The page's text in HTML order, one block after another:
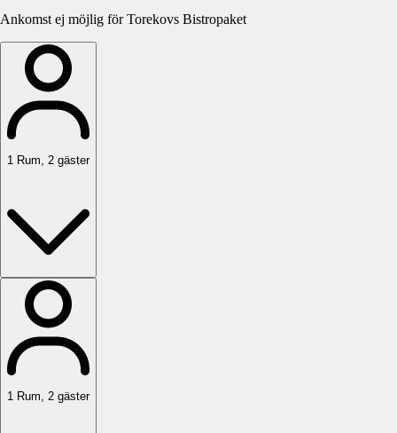
Ankomst ej möjlig för Torekovs Bistropaket
1 Rum 2 gäster
1 Rum, 2 gäster